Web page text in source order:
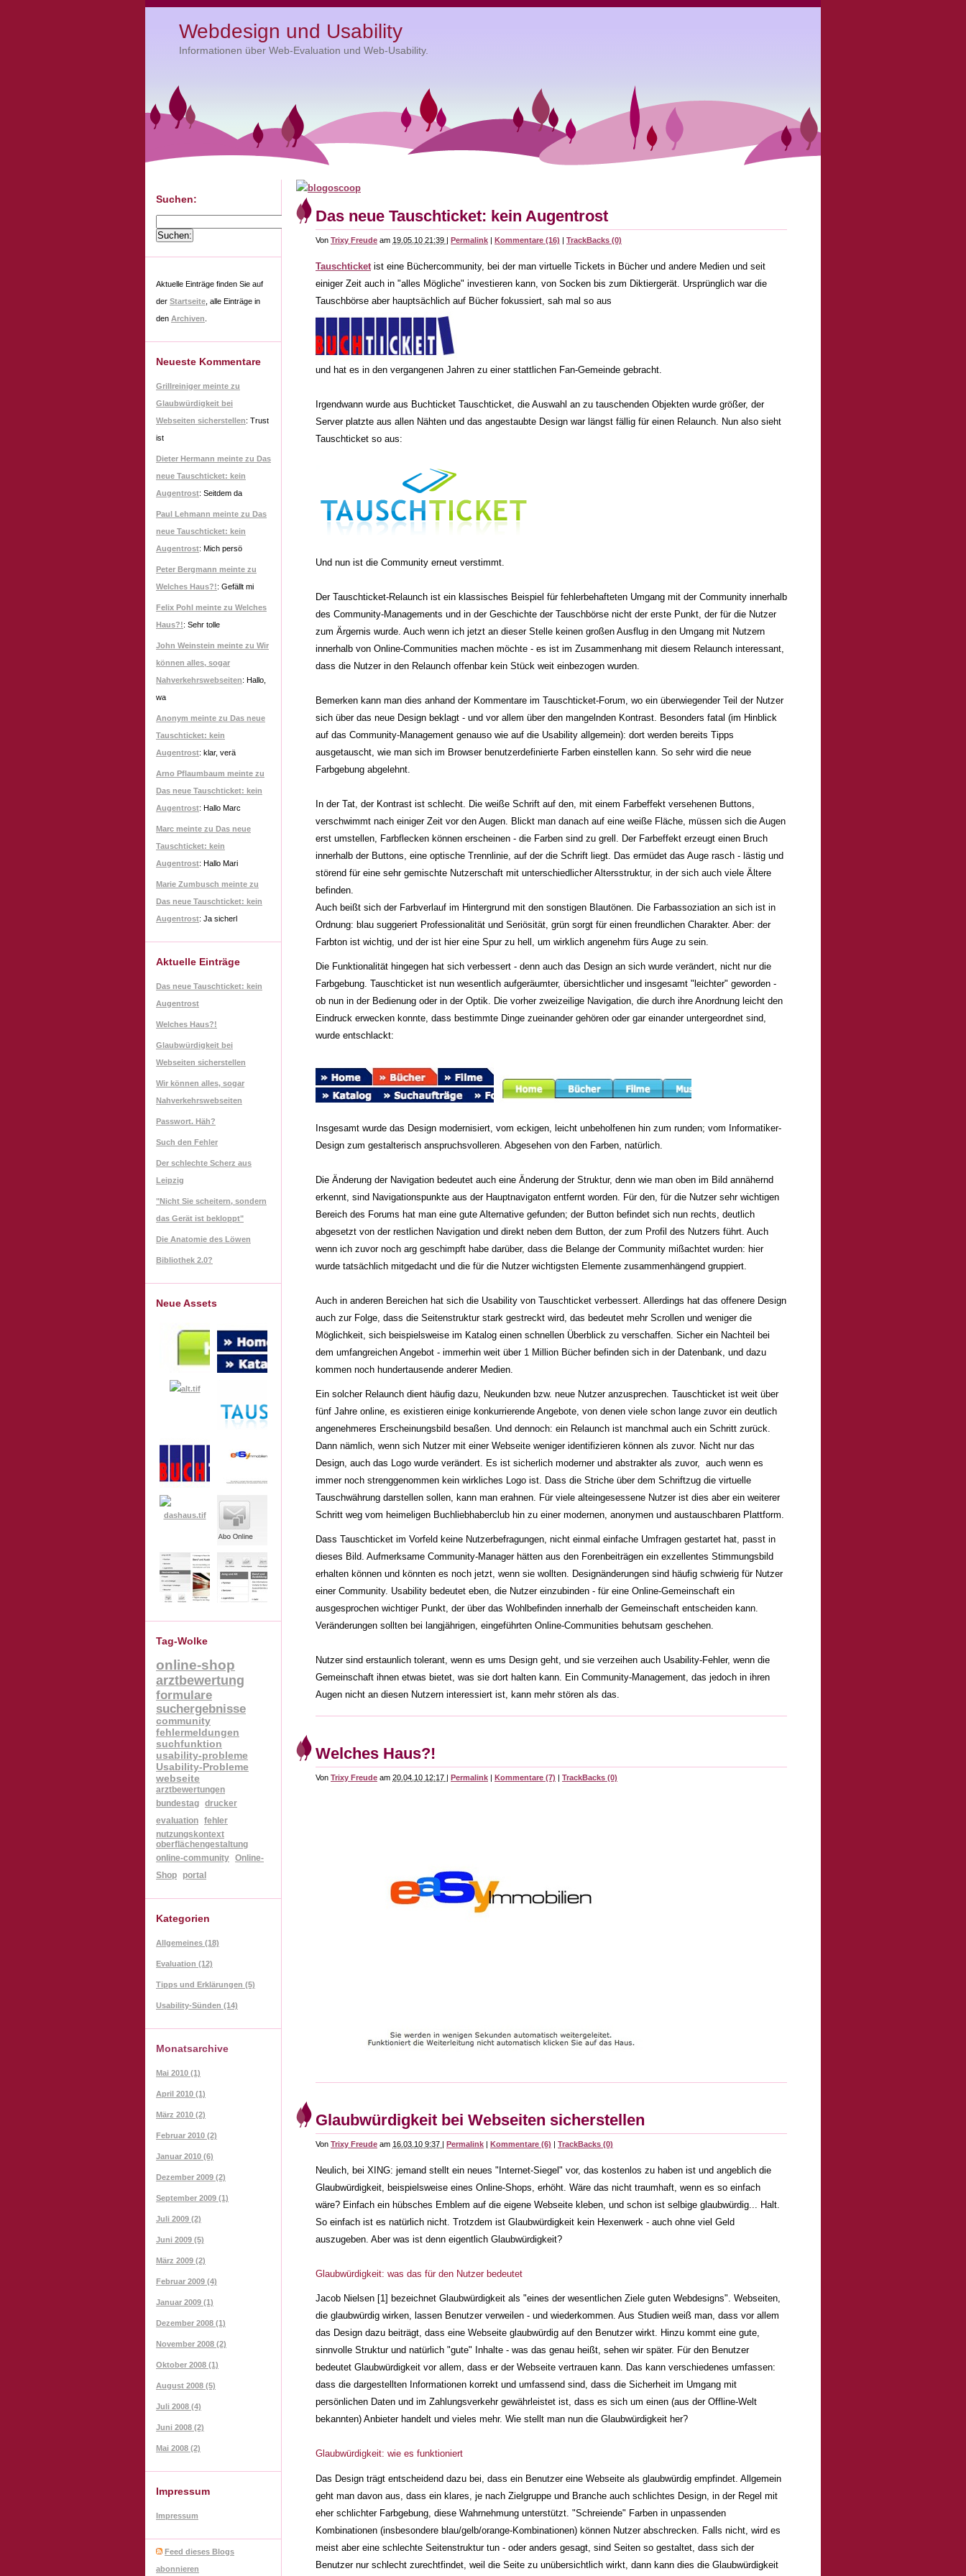
Webdesign und Usability
Informationen über Web-Evaluation und Web-Usability.
Das neue Tauschticket: kein Augentrost
Von Trixy Freude am 19.05.10 21:39 | Permalink | Kommentare (16) | TrackBacks (0)
Tauschticketist eine Büchercommunity, bei der man virtuelle Tickets in Bücher und andere Medien und seit
einiger Zeit auch in "alles Mögliche" investieren kann, von Socken bis zum Diktiergerät. Ursprünglich war die
Tauschbörse aber hauptsächlich auf Bücher fokussiert, sah mal so aus
und hat es in den vergangenen Jahren zu einer stattlichen Fan-Gemeinde gebracht.
Irgendwann wurde aus Buchticket Tauschticket, die Auswahl an zu tauschenden Objekten wurde größer, der
Server platzte aus allen Nähten und das angestaubte Design war längst fällig für einen Relaunch. Nun also sieht
Tauschticket so aus:
Und nun ist die Community erneut verstimmt.
Der Tauschticket-Relaunch ist ein klassisches Beispiel für fehlerbehafteten Umgang mit der Community innerhalb
des Community-Managements und in der Geschichte der Tauschbörse nicht der erste Punkt, der für die Nutzer
zum Ärgernis wurde. Auch wenn ich jetzt an dieser Stelle keinen großen Ausflug in den Umgang mit Nutzern
innerhalb von Online-Communities machen möchte - es ist im Zusammenhang mit diesem Relaunch interessant,
dass die Nutzer in den Relaunch offenbar kein Stück weit einbezogen wurden.
Bemerken kann man dies anhand der Kommentare im Tauschticket-Forum, wo ein überwiegender Teil der Nutzer
sich über das neue Design beklagt - und vor allem über den mangelnden Kontrast. Besonders fatal (im Hinblick
auf das Community-Management genauso wie auf die Usability allgemein): dort werden bereits Tipps
ausgetauscht, wie man sich im Browser benutzerdefinierte Farben einstellen kann. So sehr wird die neue
Farbgebung abgelehnt.
In der Tat, der Kontrast ist schlecht. Die weiße Schrift auf den, mit einem Farbeffekt versehenen Buttons,
verschwimmt nach einiger Zeit vor den Augen. Blickt man danach auf eine weiße Fläche, müssen sich die Augen
erst umstellen, Farbflecken können erscheinen - die Farben sind zu grell. Der Farbeffekt erzeugt einen Bruch
innerhalb der Buttons, eine optische Trennlinie, auf der die Schrift liegt. Das ermüdet das Auge rasch - lästig und
störend für eine sehr gemischte Nutzerschaft mit unterschiedlicher Altersstruktur, in der sich auch viele Ältere
befinden.
Auch beißt sich der Farbverlauf im Hintergrund mit den sonstigen Blautönen. Die Farbassoziation an sich ist in
Ordnung: blau suggeriert Professionalität und Seriösität, grün sorgt für einen freundlichen Charakter. Aber: der
Farbton ist wichtig, und der ist hier eine Spur zu hell, um wirklich angenehm fürs Auge zu sein.
Die Funktionalität hingegen hat sich verbessert - denn auch das Design an sich wurde verändert, nicht nur die
Farbgebung. Tauschticket ist nun wesentlich aufgeräumter, übersichtlicher und insgesamt "leichter" geworden -
ob nun in der Bedienung oder in der Optik. Die vorher zweizeilige Navigation, die durch ihre Anordnung leicht den
Eindruck erwecken konnte, dass bestimmte Dinge zueinander gehören oder gar einander untergeordnet sind,
wurde entschlackt:
Insgesamt wurde das Design modernisiert, vom eckigen, leicht unbeholfenen hin zum runden; vom Informatiker-
Design zum gestalterisch anspruchsvolleren. Abgesehen von den Farben, natürlich.
Die Änderung der Navigation bedeutet auch eine Änderung der Struktur, denn wie man oben im Bild annähernd
erkennt, sind Navigationspunkte aus der Hauptnavigaton entfernt worden. Für den, für die Nutzer sehr wichtigen
Bereich des Forums hat man eine gute Alternative gefunden; der Button befindet sich nun rechts, deutlich
abgesetzt von der restlichen Navigation und direkt neben dem Button, der zum Profil des Nutzers führt. Auch
wenn ich zuvor noch arg geschimpft habe darüber, dass die Belange der Community mißachtet wurden: hier
wurde tatsächlich mitgedacht und die für die Nutzer wichtigsten Elemente zusammenhängend gruppiert.
Auch in anderen Bereichen hat sich die Usability von Tauschticket verbessert. Allerdings hat das offenere Design
auch zur Folge, dass die Seitenstruktur stark gestreckt wird, das bedeutet mehr Scrollen und weniger die
Möglichkeit, sich beispielsweise im Katalog einen schnellen Überblick zu verschaffen. Sicher ein Nachteil bei
dem umfangreichen Angebot - immerhin weit über 1 Million Bücher befinden sich in der Datenbank, und dazu
kommen noch hundertausende anderer Medien.
Ein solcher Relaunch dient häufig dazu, Neukunden bzw. neue Nutzer anzusprechen. Tauschticket ist weit über
fünf Jahre online, es existieren einige konkurrierende Angebote, von denen viele schon lange zuvor ein deutlich
angenehmeres Erscheinungsbild besaßen. Und dennoch: ein Relaunch ist manchmal auch ein Schritt zurück.
Dann nämlich, wenn sich Nutzer mit einer Webseite weniger identifizieren können als zuvor. Nicht nur das
Design, auch das Logo wurde verändert. Es ist sicherlich moderner und abstrakter als zuvor, auch wenn es
immer noch strenggenommen kein wirkliches Logo ist. Dass die Striche über dem Schriftzug die virtuelle
Tauschwährung darstellen sollen, kann man erahnen. Für viele alteingesessene Nutzer ist dies aber ein weiterer
Schritt weg vom heimeligen Buchliebhaberclub hin zu einer modernen, anonymen und austauschbaren Plattform.
Dass Tauschticket im Vorfeld keine Nutzerbefragungen, nicht einmal einfache Umfragen gestartet hat, passt in
dieses Bild. Aufmerksame Community-Manager hätten aus den Forenbeiträgen ein exzellentes Stimmungsbild
erhalten können und könnten es noch jetzt, wenn sie wollten. Designänderungen sind häufig schwierig für Nutzer
einer Community. Usability bedeutet eben, die Nutzer einzubinden - für eine Online-Gemeinschaft ein
ausgesprochen wichtiger Punkt, der über das Wohlbefinden innerhalb der Gemeinschaft entscheiden kann.
Veränderungen sollten bei langjährigen, eingeführten Online-Communities behutsam geschehen.
Nutzer sind erstaunlich tolerant, wenn es ums Design geht, und sie verzeihen auch Usability-Fehler, wenn die
Gemeinschaft ihnen etwas bietet, was sie dort halten kann. Ein Community-Management, das jedoch in ihren
Augen nicht an diesen Nutzern interessiert ist, kann mehr stören als das.
Welches Haus?!
Von Trixy Freude am 20.04.10 12:17 | Permalink | Kommentare (7) | TrackBacks (0)
Glaubwürdigkeit bei Webseiten sicherstellen
Von Trixy Freude am 16.03.10 9:37 | Permalink | Kommentare (6) | TrackBacks (0)
Neulich, bei XING: jemand stellt ein neues "Internet-Siegel" vor, das kostenlos zu haben ist und angeblich die
Glaubwürdigkeit, beispielsweise eines Online-Shops, erhöht. Wäre das nicht traumhaft, wenn es so einfach
wäre? Einfach ein hübsches Emblem auf die eigene Webseite kleben, und schon ist selbige glaubwürdig... Halt.
So einfach ist es natürlich nicht. Trotzdem ist Glaubwürdigkeit kein Hexenwerk - auch ohne viel Geld
auszugeben. Aber was ist denn eigentlich Glaubwürdigkeit?
Glaubwürdigkeit: was das für den Nutzer bedeutet
Jacob Nielsen [1] bezeichnet Glaubwürdigkeit als "eines der wesentlichen Ziele guten Webdesigns". Webseiten,
die glaubwürdig wirken, lassen Benutzer verweilen - und wiederkommen. Aus Studien weiß man, dass vor allem
das Design dazu beiträgt, dass eine Webseite glaubwürdig auf den Benutzer wirkt. Hinzu kommt eine gute,
sinnvolle Struktur und natürlich "gute" Inhalte - was das genau heißt, sehen wir später. Für den Benutzer
bedeutet Glaubwürdigkeit vor allem, dass er der Webseite vertrauen kann. Das kann verschiedenes umfassen:
dass die dargestellten Informationen korrekt und umfassend sind, dass die Sicherheit im Umgang mit
persönlichen Daten und im Zahlungsverkehr gewährleistet ist, dass es sich um einen (aus der Offline-Welt
bekannten) Anbieter handelt und vieles mehr. Wie stellt man nun die Glaubwürdigkeit her?
Glaubwürdigkeit: wie es funktioniert
Das Design trägt entscheidend dazu bei, dass ein Benutzer eine Webseite als glaubwürdig empfindet. Allgemein
geht man davon aus, dass ein klares, je nach Zielgruppe und Branche auch schlichtes Design, in der Regel mit
eher schlichter Farbgebung, diese Wahrnehmung unterstützt. "Schreiende" Farben in unpassenden
Kombinationen (insbesondere blau/gelb/orange-Kombinationen) können Nutzer abschrecken. Falls nicht, wird es
meist aber eine schlechte Seitenstruktur tun - oder anders gesagt, sind Seiten so gestaltet, dass sich der
Benutzer nur schlecht zurechtfindet, weil die Seite zu unübersichtlich wirkt, dann kann dies die Glaubwürdigkeit
Suchen:
Aktuelle Einträge finden Sie auf
der Startseite , alle Einträge in
den Archiven
Neueste Kommentare
Grillreiniger meinte zu
Glaubwürdigkeit bei
Webseiten sicherstellen: Trust
ist
Dieter Hermann meinte zu Das
neue Tauschticket: kein
Augentrost: Seitdem da
Paul Lehmann meinte zu Das
neue Tauschticket: kein
Augentrost: Mich persö
Peter Bergmann meinte zu
Welches Haus?!: Gefällt mi
Felix Pohl meinte zu Welches
Haus?!: Sehr tolle
John Weinstein meinte zu Wir
können alles, sogar
Nahverkehrswebseiten: Hallo,
wa
Anonym meinte zu Das neue
Tauschticket: kein
Augentrost: klar, verä
Arno Pflaumbaum meinte zu
Das neue Tauschticket: kein
Augentrost: Hallo Marc
Marc meinte zu Das neue
Tauschticket: kein
Augentrost: Hallo Mari
Marie Zumbusch meinte zu
Das neue Tauschticket: kein
Augentrost: Ja sicherl
Aktuelle Einträge
Das neue Tauschticket: kein
Augentrost
Welches Haus?!
Glaubwürdigkeit bei
Webseiten sicherstellen
Wir können alles, sogar
Nahverkehrswebseiten
Passwort. Häh?
Such den Fehler
Der schlechte Scherz aus
Leipzig
"Nicht Sie scheitern, sondern
das Gerät ist bekloppt"
Die Anatomie des Löwen
Bibliothek 2.0?
Neue Assets
Tag-Wolke
online-shop
arztbewertung
formulare
suchergebnisse
community
fehlermeldungen
suchfunktion
usability-probleme
Usability-Probleme
webseite
arztbewertungen
bundestag drucker
evaluation fehler
nutzungskontext
oberflächengestaltung
online-community Online-
Shop
portal
Kategorien
Allgemeines (18)
Evaluation (12)
Tipps und Erklärungen (5)
Usability-Sünden (14)
Monatsarchive
Mai 2010 (1)
April 2010 (1)
März 2010 (2)
Februar 2010 (2)
Januar 2010 (6)
Dezember 2009 (2)
September 2009 (1)
Juli 2009 (2)
Juni 2009 (5)
März 2009 (2)
Februar 2009 (4)
Januar 2009 (1)
Dezember 2008 (1)
November 2008 (2)
Oktober 2008 (1)
August 2008 (5)
Juli 2008 (4)
Juni 2008 (2)
Mai 2008 (2)
Impressum
Impressum
Feed dieses Blogs
abonnieren